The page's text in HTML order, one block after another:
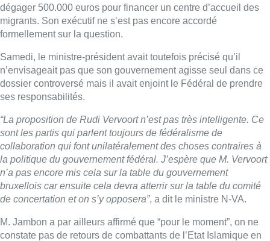
dégager 500.000 euros pour financer un centre d’accueil des
migrants. Son exécutif ne s’est pas encore accordé
formellement sur la question.
Samedi, le ministre-président avait toutefois précisé qu’il
n’envisageait pas que son gouvernement agisse seul dans ce
dossier controversé mais il avait enjoint le Fédéral de prendre
ses responsabilités.
“La proposition de Rudi Vervoort n’est pas très intelligente. Ce
sont les partis qui parlent toujours de fédéralisme de
collaboration qui font unilatéralement des choses contraires à
la politique du gouvernement fédéral. J’espère que M. Vervoort
n’a pas encore mis cela sur la table du gouvernement
bruxellois car ensuite cela devra atterrir sur la table du comité
de concertation et on s’y opposera”, a dit le ministre N-VA.
M. Jambon a par ailleurs affirmé que “pour le moment”, on ne
constate pas de retours de combattants de l’Etat Islamique en